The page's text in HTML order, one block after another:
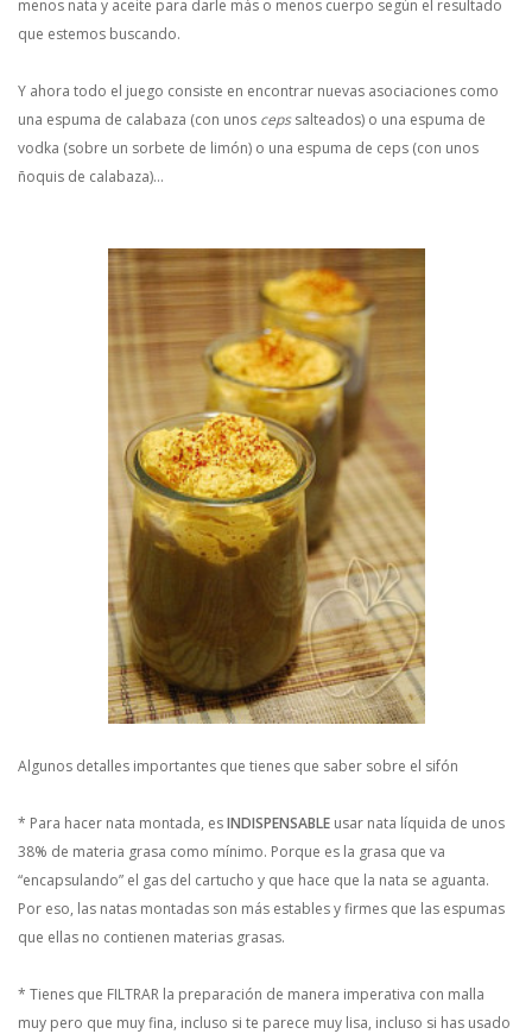
menos nata y aceite para darle más o menos cuerpo según el resultado
que estemos buscando.
Y ahora todo el juego consiste en encontrar nuevas asociaciones como
una espuma de calabaza (con unos cepssalteados) o una espuma de
vodka (sobre un sorbete de limón) o una espuma de ceps (con unos
ñoquis de calabaza)…
Algunos detalles importantes que tienes que saber sobre el sifón
* Para hacer nata montada, esINDISPENSABLE usar nata líquida de unos
38% de materia grasa como mínimo. Porque es la grasa que va
“encapsulando” el gas del cartucho y que hace que la nata se aguanta.
Por eso, las natas montadas son más estables y firmes que las espumas
que ellas no contienen materias grasas.
* Tienes que FILTRAR la preparación de manera imperativa con malla
muy pero que muy fina, incluso si te parece muy lisa, incluso si has usado